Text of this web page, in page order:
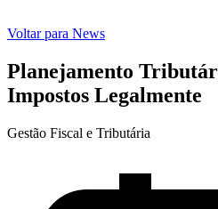
Voltar para News
Planejamento
Impostos Legalmente
Gestão Fiscal e Tributária